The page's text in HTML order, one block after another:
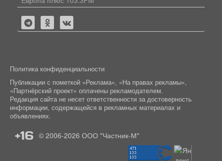
Политика конфиденциальности
Публикации с пометкой «Реклама», «На правах рекламы»,
«Партнёрский проект» оплачены рекламодателем.
Редакция сайта не несет ответственности за достоверность
информации, содержащейся в рекламных материалах и
объявлениях.
+16 © 2006-2026 ООО "Частник-М"